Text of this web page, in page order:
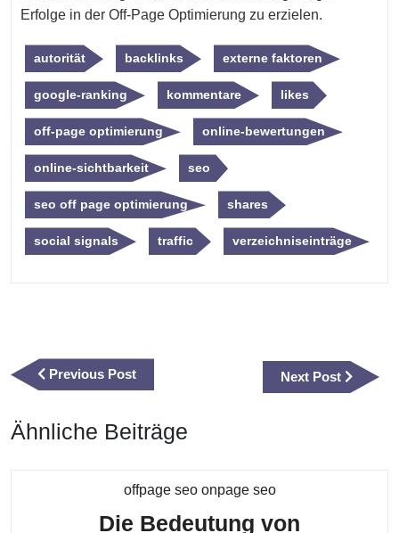
Erfolge in der Off-Page Optimierung zu erzielen.
autorität backlinks externe faktoren
google-ranking kommentare likes
off-page optimierung online-bewertungen
online-sichtbarkeit seo
seo off page optimierung shares
social signals traffic verzeichniseinträge
Previous PostPrevious
Post
Next Post
Next
Post
Ähnliche Beiträge
offpage seo onpage seoKategorie
Die Bedeutung von